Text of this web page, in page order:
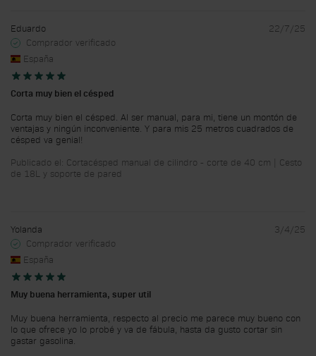
Eduardo
Comprador verificado
España
22/7/25
Corta muy bien el césped
Corta muy bien el césped. Al ser manual, para mi, tiene un montón de
ventajas y ningún inconveniente. Y para mis 25 metros cuadrados de
césped va genial!
Publicado el: Cortacésped manual de cilindro - corte de 40 cm | Cesto
de 18L y soporte de pared
Yolanda
Comprador verificado
España
3/4/25
Muy buena herramienta, super util
Muy buena herramienta, respecto al precio me parece muy bueno con
lo que ofrece yo lo probé y va de fábula, hasta da gusto cortar sin
gastar gasolina.